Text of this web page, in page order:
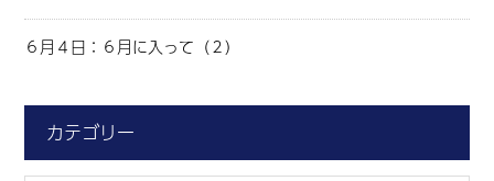
６月４日：６月に入って（２）
カテゴリー